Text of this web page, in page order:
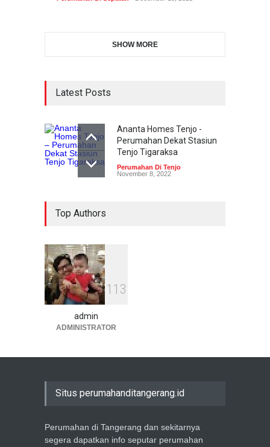
SHOW MORE
Latest Posts
Ananta Homes Tenjo -
Perumahan Dekat Stasiun
Tenjo Tigaraksa
Perumahan Di Tenjo
November 8, 2022
Top Authors
1 1 3
admin
ADMINISTRATOR
Situs perumahanditangerang.id
Perumahan di Tangerang dan sekitarnya
segera dapatkan info seputar perumahan